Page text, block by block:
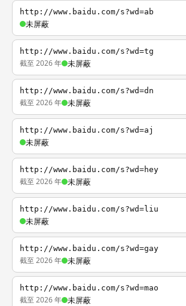
http://www.baidu.com/s?wd=ab
未屏蔽
http://www.baidu.com/s?wd=tg
截至 2026 年 未屏蔽
http://www.baidu.com/s?wd=dn
截至 2026 年 未屏蔽
http://www.baidu.com/s?wd=aj
未屏蔽
http://www.baidu.com/s?wd=hey
截至 2026 年 未屏蔽
http://www.baidu.com/s?wd=liu
未屏蔽
http://www.baidu.com/s?wd=gay
截至 2026 年 未屏蔽
http://www.baidu.com/s?wd=mao
截至 2026 年 未屏蔽